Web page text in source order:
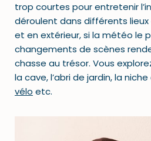
trop courtes pour entretenir
déroulent dans différents
et en extérieur, si la météo le
changements de scènes
chasse au trésor. Vous
la cave, l’abri de jardin, la
vélo etc.